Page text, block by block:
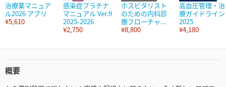
治療薬マニュア
ル2026 アプリ
¥5,610
感染症プラチナ
マニュアル Ver.9
2025-2026
¥2,750
ホスピタリスト
のための内科診
療フローチャ...
¥8,800
高血圧管理・治
療ガイドライン
2025
¥4,180
概要